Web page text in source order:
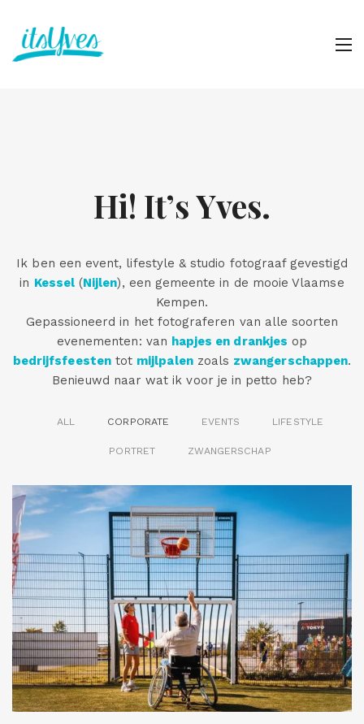
Hi! It’s Yves.
Ik ben een event, lifestyle & studio fotograaf gevestigd
in Kessel(Nijlen), een gemeente in de mooie Vlaamse
Kempen.
Gepassioneerd in het fotograferen van alle soorten
evenementen: van hapjes en drankjes op
bedrijfsfeestentot mijlpalenzoals zwangerschappen.
Benieuwd naar wat ik voor je in petto heb?
ALL CORPORATE EVENTS LIFESTYLE
PORTRET ZWANGERSCHAP